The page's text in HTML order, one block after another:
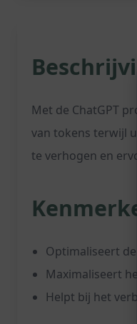
Met de ChatGPT
van tokens terwijl
te verhogen en
Optimaliseert
Maximaliseert
Helpt bij het